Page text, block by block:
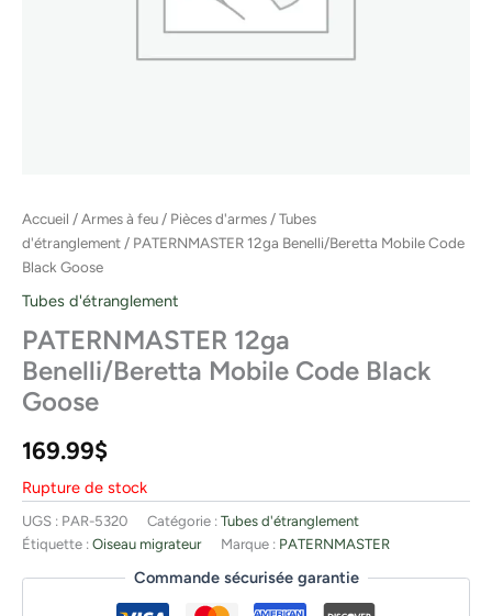
Accueil /Armes à feu / Pièces d'armes /Tubes
d'étranglement / PATERNMASTER 12ga Benelli/Beretta Mobile Code
Black Goose
Tubes d'étranglement
PATERNMASTER 12ga
Benelli/Beretta Mobile Code Black
Goose
169.99$
Rupture de stock
UGS : PAR-5320 Catégorie : Tubes d'étranglement
Étiquette : Oiseau migrateur Marque : PATERNMASTER
Commande sécurisée garantie